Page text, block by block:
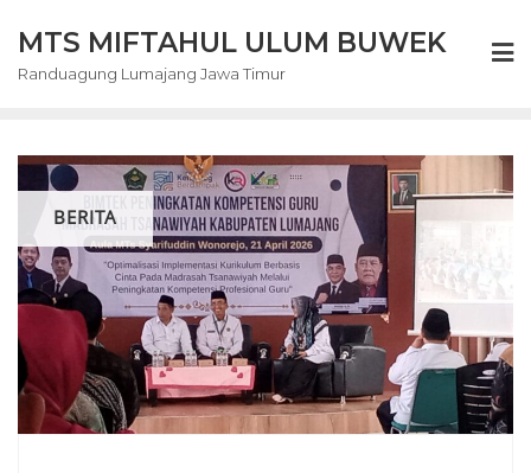
content
MTS MIFTAHUL ULUM BUWEK
Randuagung Lumajang Jawa Timur
BERITA